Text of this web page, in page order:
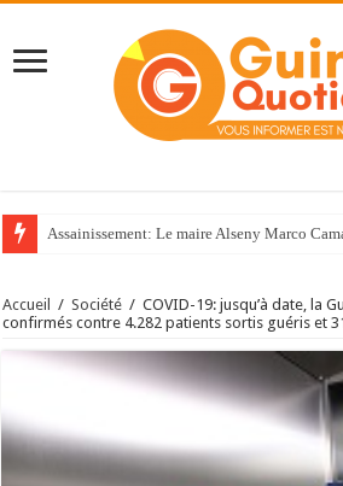
Assainissement: Le maire Alseny Marco
Accueil / Société / COVID-19: jusqu’à date, la
confirmés contre 4.282 patients sortis guéris et